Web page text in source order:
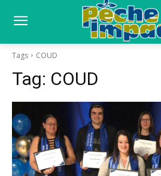
Tags COUD
Tag: COUD